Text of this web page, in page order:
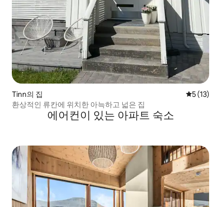
Tinn의 집 평점 5점
5 (13)
환상적인 류칸에 위치한 아늑하고 넓은 집
에어컨이 있는 아파트 숙소